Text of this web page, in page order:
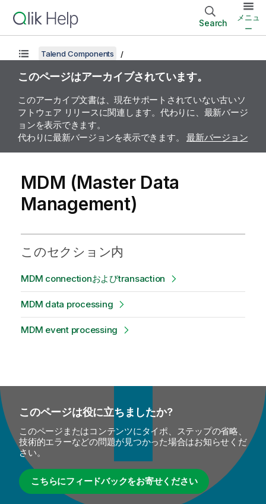
Search
メニュ
ー
Talend Components
このページはアーカイブされています。
このアーカイブ文書は、現在サポートされていない古いソ
フトウェア リリースに関連します。代わりに、最新バージ
ョンを表示できます。
代わりに最新バージョンを表示できます。 最新バージョン
MDM (Master Data
Management)
このセクション内
MDM connectionおよびtransaction
MDM data processing
MDM event processing
このページは役に立ちましたか?
このページまたはコンテンツにタイポ、ステップの省略、
技術的エラーなどの問題が見つかった場合はお知らせくだ
さい。
こちらにフィードバックをお寄せください